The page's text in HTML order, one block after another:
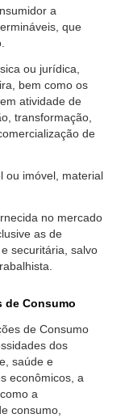
a
que
ou jurídica,
bem como os
atividade de
transformação,
de
ou imóvel, material
no mercado
as de
securitária, salvo
de Consumo
de Consumo
dos
saúde e
econômicos, a
a
consumo,